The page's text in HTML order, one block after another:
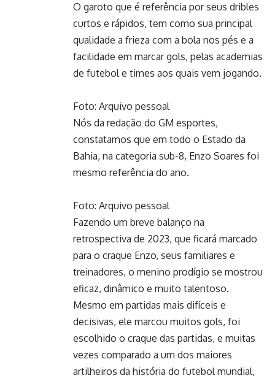
O garoto que é referência por seus dribles
curtos e rápidos, tem como sua principal
qualidade a frieza com a bola nos pés e a
facilidade em marcar gols, pelas academias
de futebol e times aos quais vem jogando.
Foto: Arquivo pessoal
Nós da redação do GM esportes,
constatamos que em todo o Estado da
Bahia, na categoria sub-8, Enzo Soares foi
mesmo referência do ano.
Foto: Arquivo pessoal
Fazendo um breve balanço na
retrospectiva de 2023, que ficará marcado
para o craque Enzo, seus familiares e
treinadores, o menino prodígio se mostrou
eficaz, dinâmico e muito talentoso.
Mesmo em partidas mais difíceis e
decisivas, ele marcou muitos gols, foi
escolhido o craque das partidas, e muitas
vezes comparado a um dos maiores
artilheiros da história do futebol mundial,